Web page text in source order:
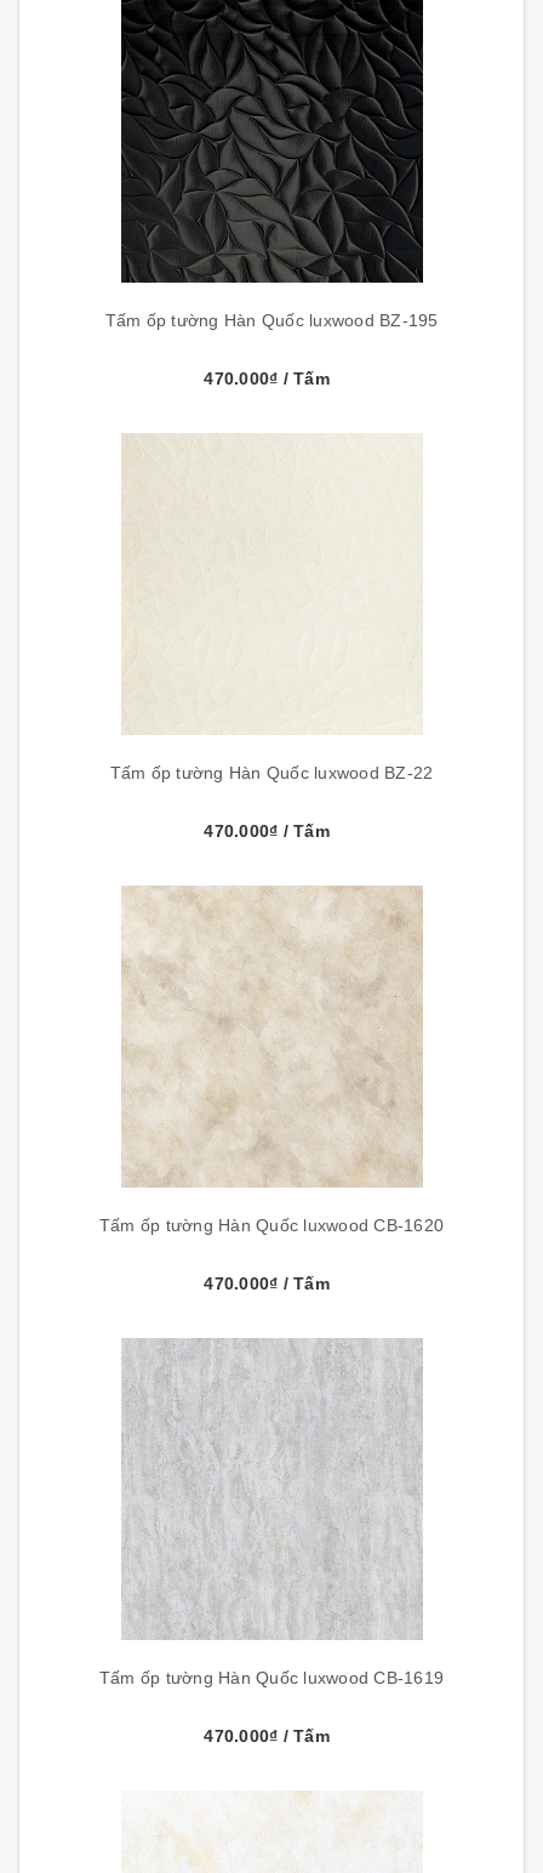
Tấm ốp tường Hàn Quốc luxwood BZ-195
470.000₫ / Tấm
Tấm ốp tường Hàn Quốc luxwood BZ-22
470.000₫ / Tấm
Tấm ốp tường Hàn Quốc luxwood CB-1620
470.000₫ / Tấm
Tấm ốp tường Hàn Quốc luxwood CB-1619
470.000₫ / Tấm